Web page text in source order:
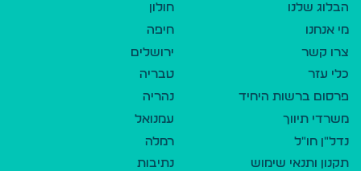
הבלוג שלנו
מי אנחנו
צרו קשר
כלי עזר
פרסום ברשות היחיד
משרדי תיווך
נדל"ן חו"ל
תקנון ותנאי שימוש
חולון
חיפה
ירושלים
טבריה
נהריה
עמנואל
רמלה
נתיבות